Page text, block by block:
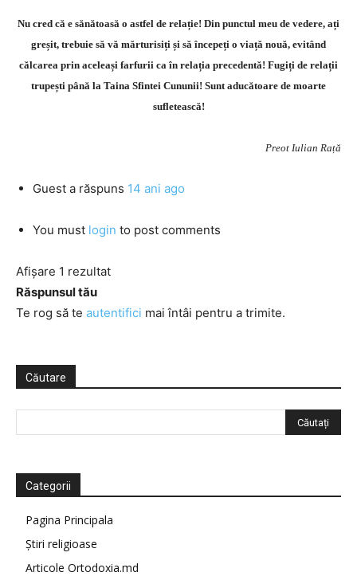
Nu cred că e sănătoasă o astfel de relație! Din punctul meu de vedere, ați
greșit, trebuie să vă mărturisiți și să începeți o viață nouă, evitând
călcarea prin aceleași farfurii ca în relația precedentă! Fugiți de relații
trupești până la Taina Sfintei Cununii! Sunt aducătoare de moarte
sufletească!
Preot Iulian Rață
Guest a răspuns 14 ani ago
You must login to post comments
Afișare 1 rezultat
Răspunsul tău
Te rog să te autentifici mai întâi pentru a trimite.
Căutare
Categorii
Pagina Principala
Știri religioase
Articole Ortodoxia.md